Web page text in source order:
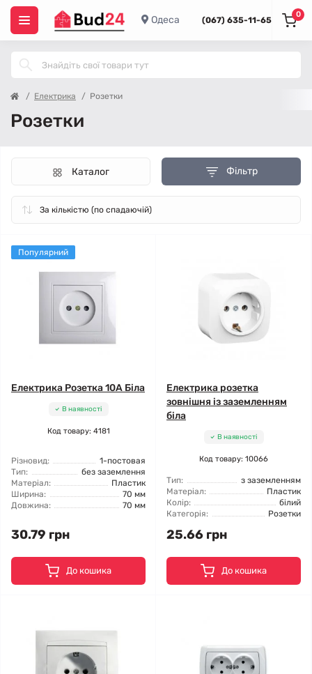
Одеса (067) 635-11-65
0
Електрика Розетки
Розетки
Фільтр
Каталог
Популярний
Електрика Розетка 10А Біла
В наявності
Код товару: 4181
Різновид:
1-постовая
Тип:
без заземлення
Матеріал:
Пластик
Ширина:
70 мм
Довжина:
70 мм
30.79 грн
До кошика
Електрика розетка
зовнішня із заземленням
біла
В наявності
Код товару: 10066
Тип:
з заземленням
Матеріал:
Пластик
Колір:
білий
Категорія:
Розетки
25.66 грн
До кошика